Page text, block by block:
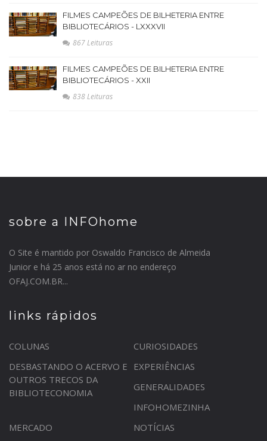
FILMES CAMPEÕES DE BILHETERIA ENTRE
BIBLIOTECÁRIOS - LXXXVII
867 Leituras
FILMES CAMPEÕES DE BILHETERIA ENTRE
BIBLIOTECÁRIOS - XXII
838 Leituras
sobre a INFOhome
O Site é mantido por Oswaldo Francisco de Almeida
Junior e há 25 anos está no ar no endereço
OFAJ.COM.BR...
links rápidos
COLUNAS
CURIOSIDADES
DESBASTANDO O ACERVO E
OUTROS TRECOS DA
BIBLIOTECONOMIA
EXPERIÊNCIAS
GENERALIDADES
INFOHOMEZINHA
MERCADO
NOTÍCIAS